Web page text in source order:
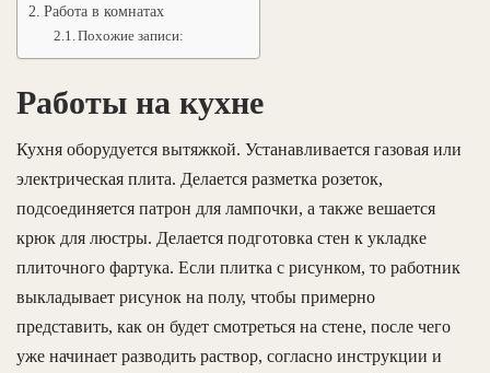
Работа в комнатах
Похожие записи:
Работы на кухне
Кухня оборудуется вытяжкой. Устанавливается газовая или
электрическая плита. Делается разметка розеток,
подсоединяется патрон для лампочки, а также вешается
крюк для люстры. Делается подготовка стен к укладке
плиточного фартука. Если плитка с рисунком, то работник
выкладывает рисунок на полу, чтобы примерно
представить, как он будет смотреться на стене, после чего
уже начинает разводить раствор, согласно инструкции и